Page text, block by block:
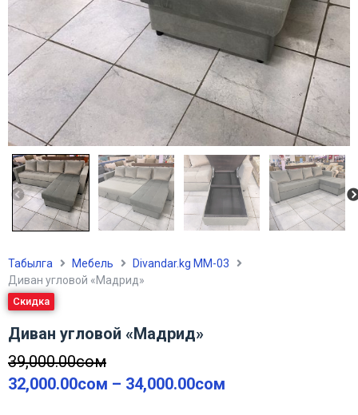
Табылга Мебель
Divandar.kg ММ-03
Диван угловой «Мадрид»
Скидка
Диван угловой «Мадрид»
39,000.00сом
32,000.00сом – 34,000.00сом